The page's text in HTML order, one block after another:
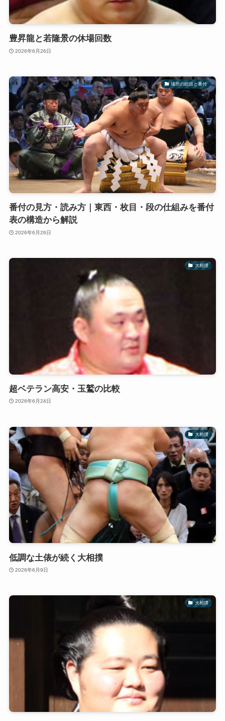
豊昇龍と若隆景の休場回数
2026年6月26日
場所の総括と番付
番付の見方・読み方｜東西・枚目・段の仕組みを番付
表の構造から解説
2026年6月26日
大相撲
超ベテラン高安・玉鷲の比較
2026年6月24日
大相撲
低調な土俵が続く大相撲
2026年6月9日
大相撲